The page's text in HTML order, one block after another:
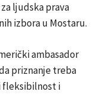
ljudska prava
izbora u Mostaru.
ambasador
priznanje treba
fleksibilnost i